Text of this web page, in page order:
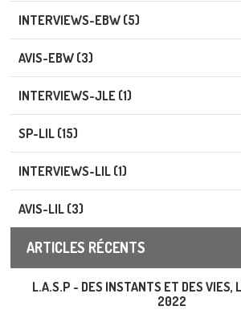
INTERVIEWS-EBW (5)
AVIS-EBW (3)
INTERVIEWS-JLE (1)
SP-LIL (15)
INTERVIEWS-LIL (1)
AVIS-LIL (3)
ARTICLES RÉCENTS
L.A.S.P - DES INSTANTS ET DES VIES,
2022